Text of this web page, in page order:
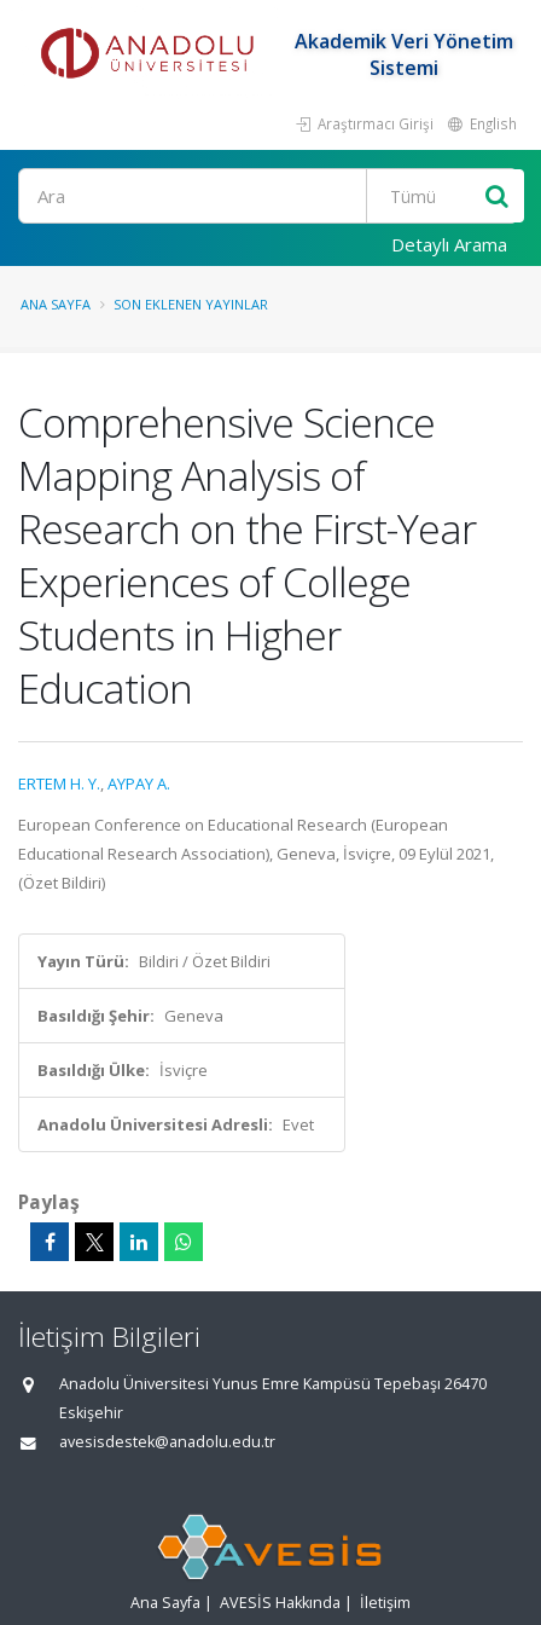
Akademik Veri Yönetim
Sistemi
Araştırmacı Girişi English
Ara
Detaylı Arama
ANA SAYFA SON EKLENEN YAYINLAR
Comprehensive Science
Mapping Analysis of
Research on the First-Year
Experiences of College
Students in Higher
Education
ERTEM H. Y.,AYPAY A.
European Conference on Educational Research (European
Educational Research Association), Geneva, İsviçre, 09 Eylül 2021,
(Özet Bildiri)
Yayın Türü: Bildiri / Özet Bildiri
Basıldığı Şehir: Geneva
Basıldığı Ülke: İsviçre
Anadolu Üniversitesi Adresli: Evet
Paylaş
İletişim Bilgileri
Anadolu Üniversitesi Yunus Emre Kampüsü Tepebaşı 26470
Eskişehir
avesisdestek@anadolu.edu.tr
Ana Sayfa | AVESİS Hakkında | İletişim